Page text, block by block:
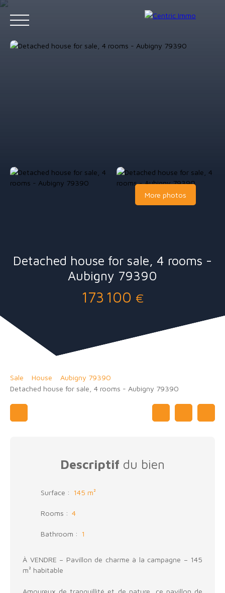
Estimation
More photos
Detached house for sale, 4 rooms -
Aubigny 79390
173 100 €
Sale House
Aubigny 79390
Detached house for sale, 4 rooms - Aubigny 79390
Descriptif du bien
Surface : 145 m²
Rooms : 4
Bathroom : 1
À VENDRE – Pavillon de charme à la campagne – 145
m² habitable